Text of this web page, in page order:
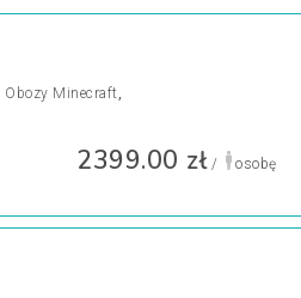
Obozy Minecraft,
2399.00 zł/ osobę